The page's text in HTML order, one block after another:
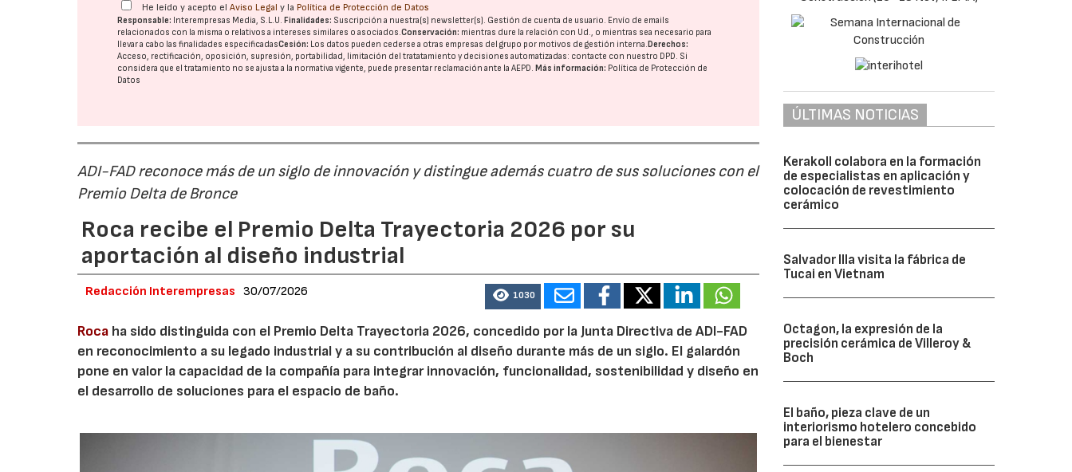
He leído y acepto elAviso Legal y la Política de Protección de Datos
Responsable: Interempresas Media, S.L.U.Finalidades: Suscripción a nuestra(s) newsletter(s). Gestión de cuenta de usuario. Envío de emails
relacionados con la misma o relativos a intereses similares o asociados.Conservación: mientras dure la relación con Ud., o mientras sea necesario para
llevar a cabo las finalidades especificadasCesión: Los datos pueden cederse a otras empresas del grupo por motivos de gestión interna.Derechos:
Acceso, rectificación, oposición, supresión, portabilidad, limitación del tratatamiento y decisiones automatizadas: contacte con nuestro DPD. Si
considera que el tratamiento no se ajusta a la normativa vigente, puede presentar reclamación ante laAEPD.Más información: Política de Protección de
Datos
ADI-FAD reconoce más de un siglo de innovación y distingue además cuatro de sus soluciones con el
Premio Delta de Bronce
Roca recibe el Premio Delta Trayectoria 2026 por su
aportación al diseño industrial
Redacción Interempresas 30/07/2026 1030
Roca ha sido distinguida con el Premio Delta Trayectoria 2026, concedido por la Junta Directiva de ADI-FAD
en reconocimiento a su legado industrial y a su contribución al diseño durante más de un siglo. El galardón
pone en valor la capacidad de la compañía para integrar innovación, funcionalidad, sostenibilidad y diseño en
el desarrollo de soluciones para el espacio de baño.
ÚLTIMAS NOTICIAS
Kerakoll colabora en la formación
de especialistas en aplicación y
colocación de revestimiento
cerámico
Salvador Illa visita la fábrica de
Tucai en Vietnam
Octagon, la expresión de la
precisión cerámica de Villeroy &
Boch
El baño, pieza clave de un
interiorismo hotelero concebido
para el bienestar